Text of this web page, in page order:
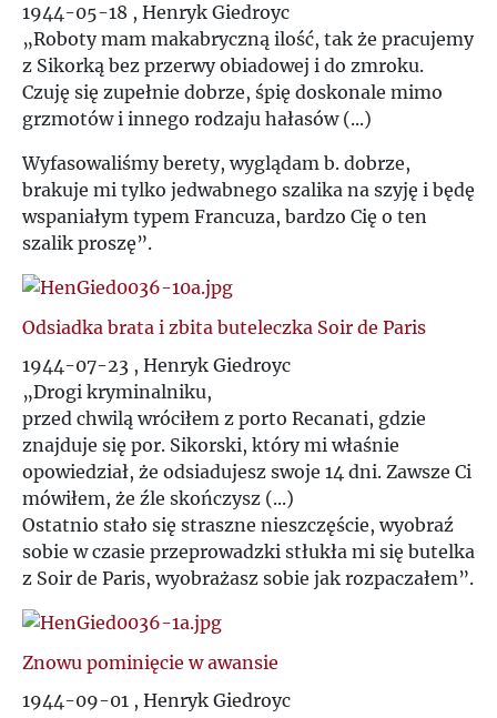
Z
Ż
1944-05-18 , Henryk Giedroyc
„Roboty mam makabryczną ilość, tak że pracujemy
z Sikorką bez przerwy obiadowej i do zmroku.
Czuję się zupełnie dobrze, śpię doskonale mimo
grzmotów i innego rodzaju hałasów (...)
Wyfasowaliśmy berety, wyglądam b. dobrze,
brakuje mi tylko jedwabnego szalika na szyję i będę
wspaniałym typem Francuza, bardzo Cię o ten
szalik proszę”.
Odsiadka brata i zbita buteleczka Soir de Paris
1944-07-23 , Henryk Giedroyc
„Drogi kryminalniku,
przed chwilą wróciłem z porto Recanati, gdzie
znajduje się por. Sikorski, który mi właśnie
opowiedział, że odsiadujesz swoje 14 dni. Zawsze Ci
mówiłem, że źle skończysz (...)
Ostatnio stało się straszne nieszczęście, wyobraź
sobie w czasie przeprowadzki stłukła mi się butelka
z Soir de Paris, wyobrażasz sobie jak rozpaczałem”.
Znowu pominięcie w awansie
1944-09-01 , Henryk Giedroyc